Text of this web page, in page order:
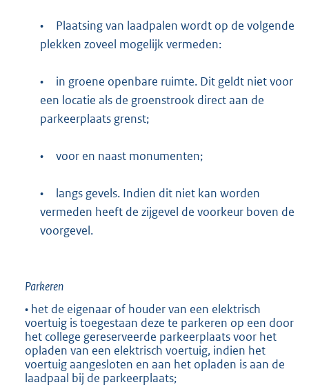
•
Plaatsing van laadpalen wordt op de volgende
plekken zoveel mogelijk vermeden:
•
in groene openbare ruimte. Dit geldt niet voor
een locatie als de groenstrook direct aan de
parkeerplaats grenst;
• voor en naast monumenten;
•
langs gevels. Indien dit niet kan worden
vermeden heeft de zijgevel de voorkeur boven de
voorgevel.
Parkeren
• het de eigenaar of houder van een elektrisch
voertuig is toegestaan deze te parkeren op een door
het college gereserveerde parkeerplaats voor het
opladen van een elektrisch voertuig, indien het
voertuig aangesloten en aan het opladen is aan de
laadpaal bij de parkeerplaats;